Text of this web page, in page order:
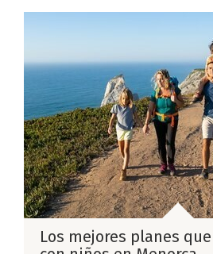
Los mejores planes